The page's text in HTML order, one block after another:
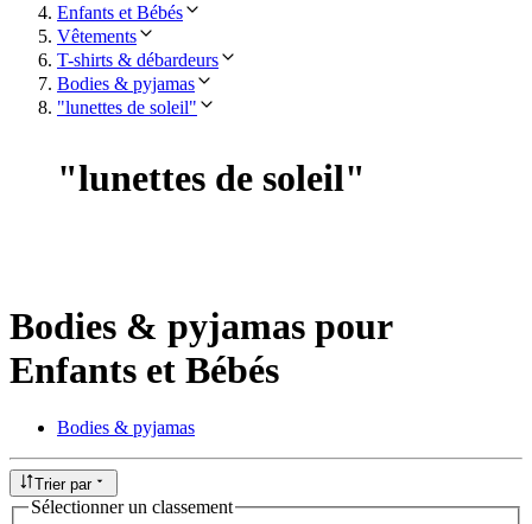
Enfants et Bébés
Vêtements
T-shirts & débardeurs
Bodies & pyjamas
"lunettes de soleil"
"lunettes de soleil"
Bodies & pyjamas pour
Enfants et Bébés
Bodies & pyjamas
Trier par
Sélectionner un classement